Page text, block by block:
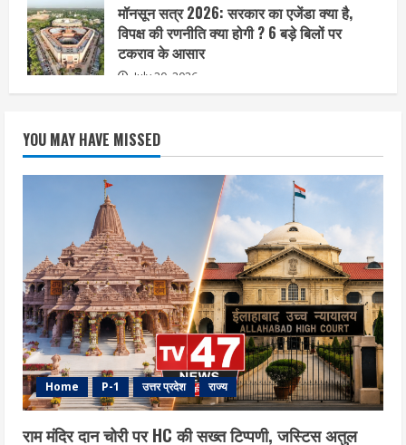
मॉनसून सत्र 2026: सरकार का एजेंडा क्या है,
विपक्ष की रणनीति क्या होगी ? 6 बड़े बिलों पर
टकराव के आसार
July 20, 2026
YOU MAY HAVE MISSED
Home P-1 उत्तर प्रदेश राज्य
राम मंदिर दान चोरी पर HC की सख्त टिप्पणी, जस्टिस अतुल